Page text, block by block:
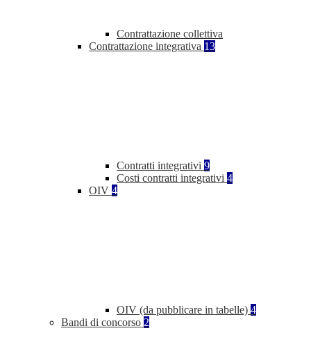
Contrattazione collettiva
Contrattazione integrativa 13
Contratti integrativi 9
Costi contratti integrativi 4
OIV 4
OIV (da pubblicare in tabelle) 4
Bandi di concorso 2